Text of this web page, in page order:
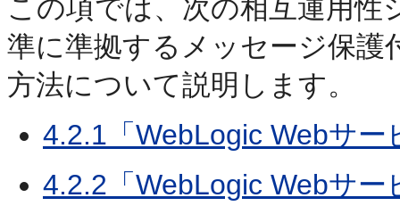
この項では、次の相互運用
準に準拠するメッセージ保護
方法について説明します。
4.2.1「WebLogic Webサ
4.2.2「WebLogic Webサ